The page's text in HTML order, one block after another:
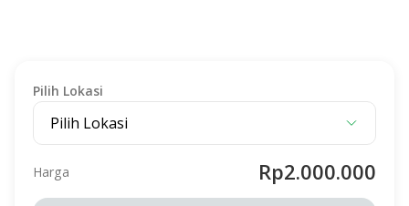
Pilih Lokasi
Pilih Lokasi
Harga Rp2.000.000